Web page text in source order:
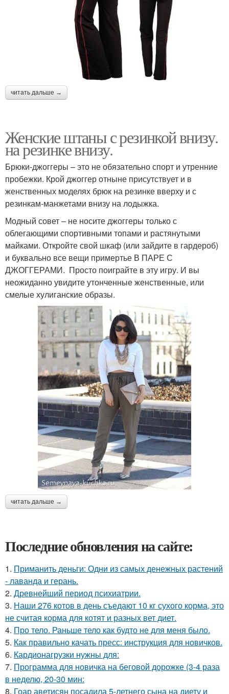
читать дальше →
Женские штаны с резинкой внизу.
на резинке внизу.
Брюки-джоггеры – это не обязательно спорт и утренние
пробежки. Крой джоггер отныне присутствует и в
женственных моделях брюк на резинке вверху и с
резинкам-манжетами внизу на лодыжка.
Модный совет – не носите джоггеры только с
облегающими спортивными топами и растянутыми
майками. Откройте свой шкаф (или зайдите в гардероб)
и буквально все вещи примертье В ПАРЕ С
ДЖОГГЕРАМИ. Просто поиграйте в эту игру. И вы
неожиданно увидите утонченные женственные, или
смелые хулиганские образы.
читать дальше →
Последние обновления на сайте:
1. Приманить деньги: Одни из самых денежных растений
- лаванда и герань.
2. Древнейший период психиатрии.
3. Наши 276 котов в день съедают 10 кг сухого корма, это
не считая корма для котят и разных вет диет.
4. Про тело. Раньше тело как будто не для меня было.
5. Как правильно качать пресс: инструкция для новичков.
6. Кардионагрузки нужны для:
7. Программа для новичка на беговой дорожке (3-4 раза
в неделю, 20-30 мин:
8. Гоар аветисян посадила 5-летнего сына на диету и